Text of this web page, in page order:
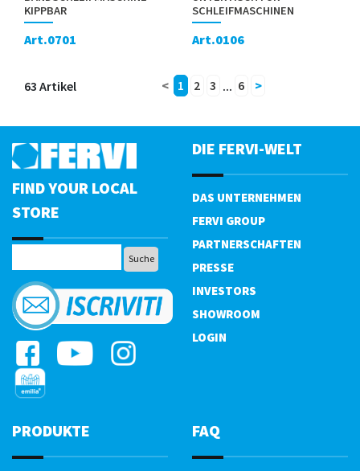
KIPPBAR
Art.0701
SCHLEIFMASCHINEN
Art.0106
63 Artikel < 1 2 3 ... 6 >
FIND YOUR LOCAL
STORE
DIE FERVI-WELT
DAS UNTERNEHMEN
FERVI GROUP
PARTNERSCHAFTEN
PRESSE
INVESTORS
SHOWROOM
LOGIN
PRODUKTE FAQ